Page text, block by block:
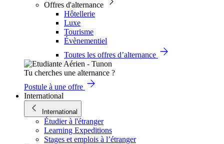
Offres d'alternance
Hôtellerie
Luxe
Tourisme
Évènementiel
Toutes les offres d’alternance
Tu cherches une alternance ?
Postule à une offre
International
International
Étudier à l'étranger
Learning Expeditions
Stages et emplois à l’étranger